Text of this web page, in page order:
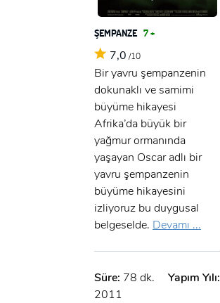
ŞEMPANZE 7 +
7,0 /10
Bir yavru şempanzenin
dokunaklı ve samimi
büyüme hikayesi
Afrika’da büyük bir
yağmur ormanında
yaşayan Oscar adlı bir
yavru şempanzenin
büyüme hikayesini
izliyoruz bu duygusal
belgeselde. Devamı ...
Süre: 78 dk.
Yapım Yılı:
2011